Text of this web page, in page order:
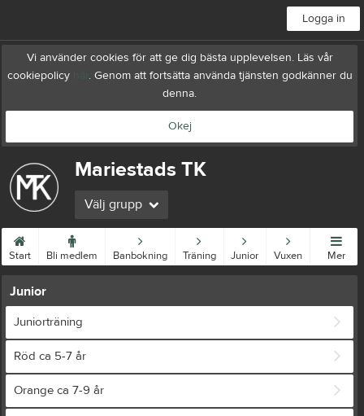
Logga in
Vi använder cookies för att ge dig bästa upplevelsen. Läs vår
cookiepolicy
. Genom att fortsätta använda tjänsten godkänner du
denna.
Okej
Mariestads TK
Välj grupp
Start Bli medlem Banbokning Träning Junior Vuxen Mer
Junior
Juniorträning
Röd ca 5-7 år
Orange ca 7-9 år